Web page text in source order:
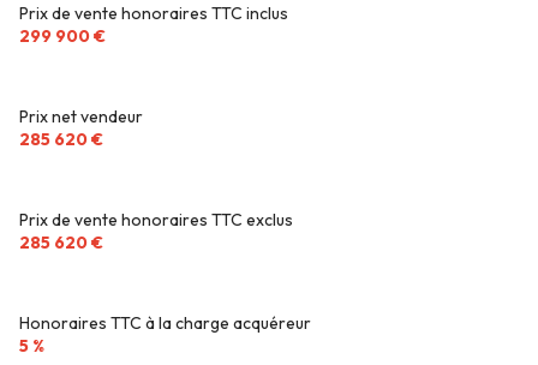
Prix de vente honoraires TTC inclus
299 900 €
Prix net vendeur
285 620 €
Prix de vente honoraires TTC exclus
285 620 €
Honoraires TTC à la charge acquéreur
5 %